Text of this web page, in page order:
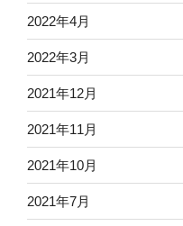
2022年4月
2022年3月
2021年12月
2021年11月
2021年10月
2021年7月